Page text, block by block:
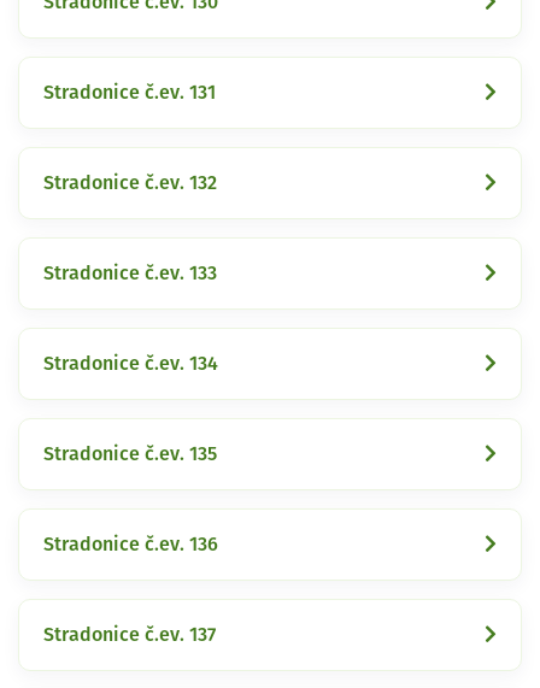
Stradonice č.ev. 131
Stradonice č.ev. 132
Stradonice č.ev. 133
Stradonice č.ev. 134
Stradonice č.ev. 135
Stradonice č.ev. 136
Stradonice č.ev. 137